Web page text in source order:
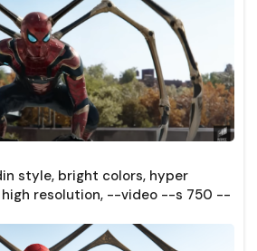
style, bright colors, hyper
high resolution, --video --s 750 --